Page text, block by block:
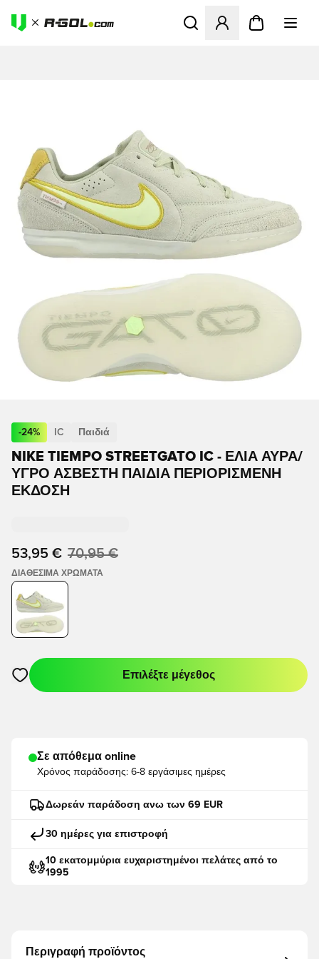
Ανοίγει ένα Modal για να
-24% IC Παιδιά
NIKE TIEMPO STREETGATO IC - ΕΛΙΆ ΑΎΡΑ/
ΥΓΡΌ ΑΣΒΈΣΤΗ ΠΑΙΔΙΆ ΠΕΡΙΟΡΙΣΜΈΝΗ
ΈΚΔΟΣΗ
53,95 € 70,95 €
ΔΙΑΘΈΣΙΜΑ ΧΡΏΜΑΤΑ
Ανοίγει ένα Modal για να συνδεθείτε ή να εγγραφείτε ως
Επιλέξτε μέγεθος
Σε απόθεμα online
Χρόνος παράδοσης: 6-8 εργάσιμες ημέρες
Δωρεάν παράδοση ανω των 69 EUR
30 ημέρες για επιστροφή
10 εκατομμύρια ευχαριστημένοι πελάτες από το
1995
Περιγραφή προϊόντος